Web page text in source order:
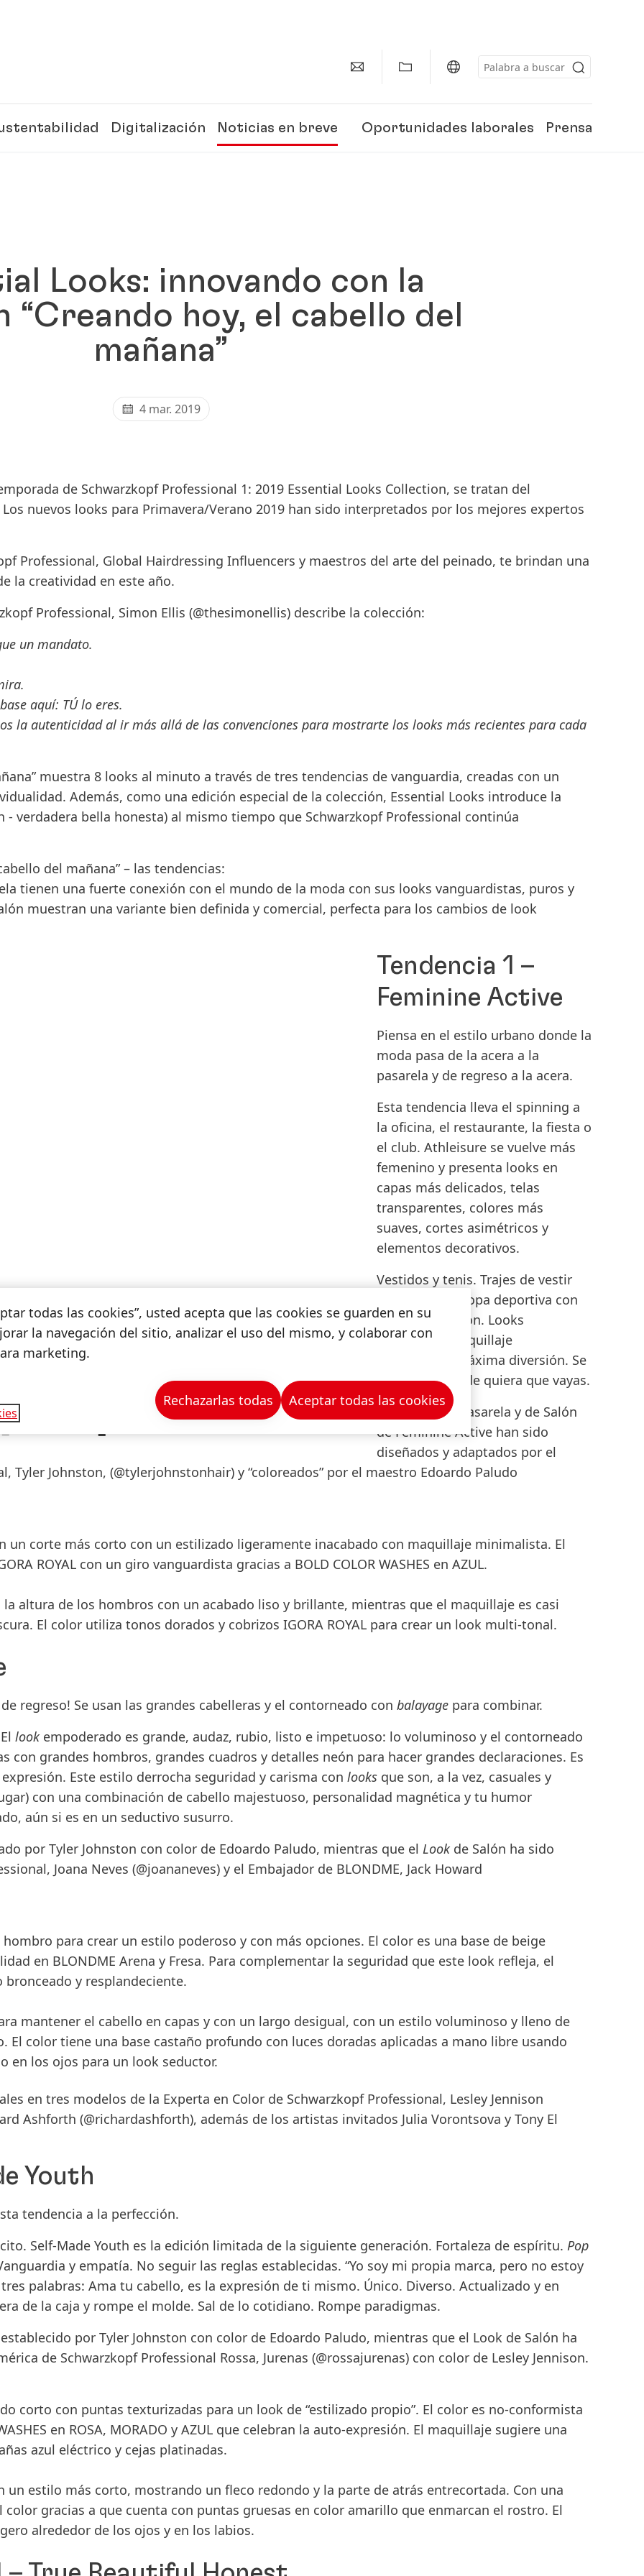
impulsando la innovación,
sustentabilidad y responsabilidad
juntos.
Digitalización Noticias en breve Oportunidades laborales Prensa
Looks: innovando con la
“Creando hoy, el cabello del
mañana”
4 mar. 2019
de Schwarzkopf Professional 1: 2019 Essential Looks Collection, se tratan del
nuevos looks para Primavera/Verano 2019 han sido interpretados por los mejores expertos
Professional, Global Hairdressing Influencers y maestros del arte del peinado, te brindan una
la creatividad en este año.
Professional, Simon Ellis (@thesimonellis) describe la colección:
un mandato.
aquí: TÚ lo eres.
la autenticidadal ir más allá de las convenciones para mostrarte los looks más recientes para cada
” muestra 8 looks al minuto a través de tres tendencias de vanguardia, creadas con un
Además, como una edición especial de la colección, Essential Looks introduce la
- verdadera bella honesta) al mismo tiempo que Schwarzkopf Professional continúa
del mañana” – las tendencias:
tienen una fuerte conexión con el mundo de la moda con sus looks vanguardistas, puros y
muestran una variante bien definida y comercial, perfecta para los cambios de look
Evento de Essential Looks
Tendencias de Essential Looks
Slideshow
Slideshow
Tendencia 1 –
Feminine Active
Piensa en el estilo urbano donde la
moda pasa de la acera a la
pasarela y de regreso a la acera.
Esta tendencia lleva el spinning a
la oficina, el restaurante, la fiesta o
el club. Athleisure se vuelve más
femenino y presenta looks en
capas más delicados, telas
transparentes, colores más
suaves, cortes asimétricos y
elementos decorativos.
Vestidos y tenis. Trajes de vestir
. Ropa deportiva con
zapatos de tacón. Looks
deshechos. Maquillaje
minimalista. Máxima diversión. Se
una dama donde quiera que vayas.
Los Looks de Pasarela y de Salón
deFeminine Activehan sido
diseñados y adaptados por el
Tyler Johnston, (@tylerjohnstonhair) y “coloreados” por el maestro Edoardo Paludo
un corte más corto con un estilizado ligeramente inacabado con maquillaje minimalista. El
ROYAL con un giro vanguardista gracias a BOLD COLOR WASHES en AZUL.
la altura de los hombros con un acabado liso y brillante, mientras que el maquillaje es casi
El color utiliza tonos dorados y cobrizos IGORA ROYAL para crear un look multi-tonal.
regreso! Se usan las grandes cabelleras y el contorneado con balayage para combinar.
El look empoderado es grande, audaz, rubio, listo e impetuoso: lo voluminoso y el contorneado
con grandes hombros, grandes cuadros y detalles neón para hacer grandes declaraciones. Es
Este estilo derrocha seguridad y carisma con looks que son, a la vez, casuales y
con una combinación de cabello majestuoso, personalidad magnética y tu humor
aún si es en un seductivo susurro.
por Tyler Johnston con color de Edoardo Paludo, mientras que el Look de Salón ha sido
Joana Neves (@joananeves) y el Embajador de BLONDME, Jack Howard
hombro para crear un estilo poderoso y con más opciones. El color es una base de beige
en BLONDME Arena y Fresa. Para complementar la seguridad que este look refleja, el
y resplandeciente.
mantener el cabello en capas y con un largo desigual, con un estilo voluminoso y lleno de
El color tiene una base castaño profundo con luces doradas aplicadas a mano libre usando
en los ojos para un look seductor.
en tres modelos de la Experta en Color de Schwarzkopf Professional, Lesley Jennison
Ashforth (@richardashforth), además de los artistas invitados Julia Vorontsova y Tony El
Youth
tendencia a la perfección.
Self-Made Youth es la edición limitada de la siguiente generación. Fortaleza de espíritu. Pop
y empatía. No seguir las reglas establecidas. “Yo soy mi propia marca, pero no estoy
palabras: Ama tu cabello, es la expresión de ti mismo. Único. Diverso. Actualizado y en
de la caja y rompe el molde. Sal de lo cotidiano. Rompe paradigmas.
por Tyler Johnston con color de Edoardo Paludo, mientras que el Look de Salón ha
de Schwarzkopf Professional Rossa, Jurenas (@rossajurenas) con color de Lesley Jennison.
corto con puntas texturizadas para un look de “estilizado propio”. El color es no-conformista
en ROSA, MORADO y AZUL que celebran la auto-expresión. El maquillaje sugiere una
azul eléctrico y cejas platinadas.
un estilo más corto, mostrando un fleco redondo y la parte de atrás entrecortada. Con una
color gracias a que cuenta con puntas gruesas en color amarillo que enmarcan el rostro. El
alrededor de los ojos y en los labios.
todas las cookies”, usted acepta que las cookies se guarden en su
la navegación del sitio, analizar el uso del mismo, y colaborar con
marketing.
Rechazarlas todas Aceptar todas las cookies